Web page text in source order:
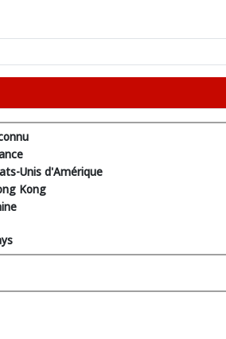
Unis d'Amérique
Kong